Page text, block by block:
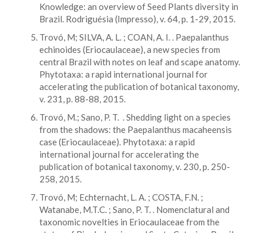
Knowledge: an overview of Seed Plants diversity in
Brazil. Rodriguésia (Impresso), v. 64, p. 1-29, 2015.
Trovó, M; SILVA, A. L. ; COAN, A. I. . Paepalanthus
echinoides (Eriocaulaceae), a new species from
central Brazil with notes on leaf and scape anatomy.
Phytotaxa: a rapid international journal for
accelerating the publication of botanical taxonomy,
v. 231, p. 88-88, 2015.
Trovó, M.; Sano, P. T. . Shedding light on a species
from the shadows: the Paepalanthus macaheensis
case (Eriocaulaceae). Phytotaxa: a rapid
international journal for accelerating the
publication of botanical taxonomy, v. 230, p. 250-
258, 2015.
Trovó, M; Echternacht, L. A. ; COSTA, F.N. ;
Watanabe, M.T.C. ; Sano, P. T. . Nomenclatural and
taxonomic novelties in Eriocaulaceae from the